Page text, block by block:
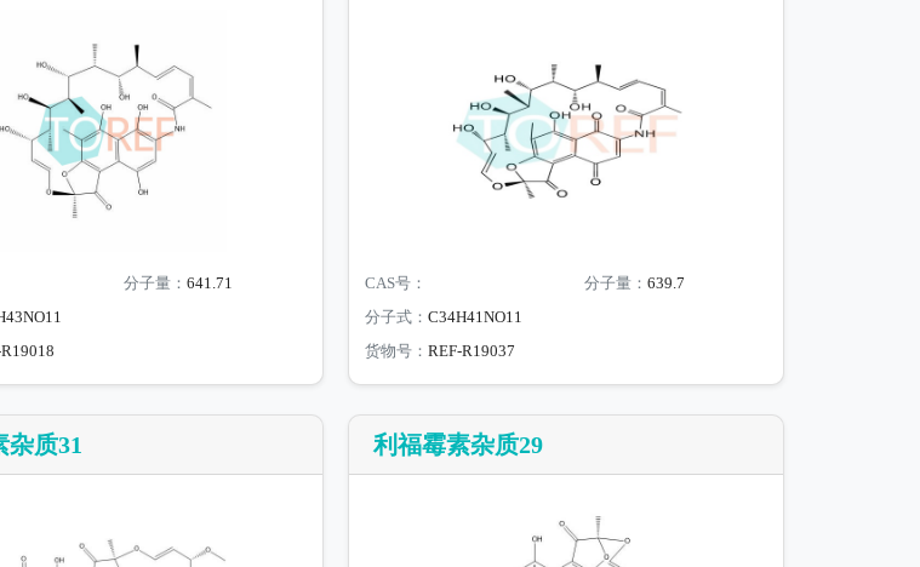
分子量： 641.71
CAS号： 分子量： 639.7
分子式： C34H41NO11
货物号： REF-R19037
杂质31 利福霉素杂质29